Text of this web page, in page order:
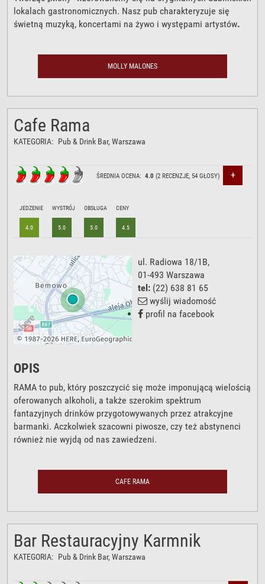
lokalach gastronomicznych. Nasz pub charakteryzuje się
świetną muzyką, koncertami na żywo i występami artystów.
MOLLY MALONES
Cafe Rama
KATEGORIA: Pub & Drink Bar, Warszawa
ŚREDNIA OCENA:4.0 (2 RECENZJE, 54 GŁOSY) +
JEDZENIE
4.0
WYSTRÓJ
5.0
OBSŁUGA
5.0
CENY
4.5
ul. Radiowa 18/1B,
01-493 Warszawa
tel: (22) 638 81 65
wyślij wiadomość
profil na facebook
OPIS
RAMA to pub, który poszczycić się może imponującą wielością
oferowanych alkoholi, a także szerokim spektrum
fantazyjnych drinków przygotowywanych przez atrakcyjne
barmanki. Aczkolwiek szacowni piwosze, czy też abstynenci
również nie wyjdą od nas zawiedzeni.
CAFE RAMA
Bar Restauracyjny Karmnik
KATEGORIA: Pub & Drink Bar, Warszawa